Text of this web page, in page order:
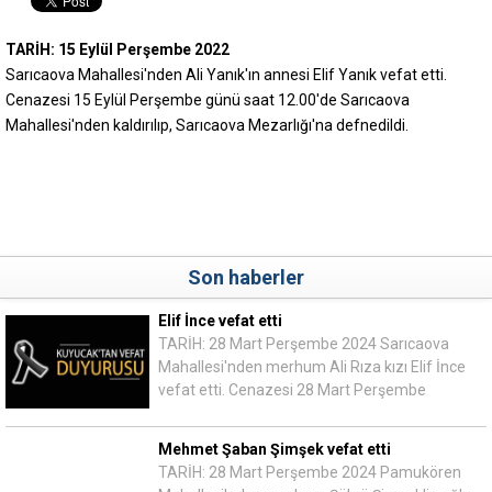
TARİH: 15 Eylül Perşembe 2022
Sarıcaova Mahallesi'nden Ali Yanık'ın annesi Elif Yanık vefat etti.
Cenazesi 15 Eylül Perşembe günü saat 12.00'de Sarıcaova
Mahallesi'nden kaldırılıp, Sarıcaova Mezarlığı'na defnedildi.
Son haberler
Elif İnce vefat etti
TARİH: 28 Mart Perşembe 2024 Sarıcaova
Mahallesi'nden merhum Ali Rıza kızı Elif İnce
vefat etti. Cenazesi 28 Mart Perşembe
Mehmet Şaban Şimşek vefat etti
TARİH: 28 Mart Perşembe 2024 Pamukören